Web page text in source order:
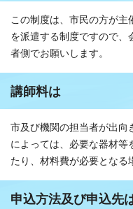
この制度は、市民の方が主
を派遣する制度ですので、
者側でお願いします。
講師料は
市及び機関の担当者が出向
によっては、必要な器材等
たり、材料費が必要となる
申込方法及び申込先